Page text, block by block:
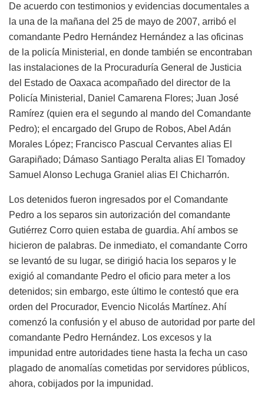
De acuerdo con testimonios y evidencias documentales a
la una de la mañana del 25 de mayo de 2007, arribó el
comandante Pedro Hernández Hernández a las oficinas
de la policía Ministerial, en donde también se encontraban
las instalaciones de la Procuraduría General de Justicia
del Estado de Oaxaca acompañado del director de la
Policía Ministerial, Daniel Camarena Flores; Juan José
Ramírez (quien era el segundo al mando del Comandante
Pedro); el encargado del Grupo de Robos, Abel Adán
Morales López; Francisco Pascual Cervantes alias El
Garapiñado; Dámaso Santiago Peralta alias El Tomadoy
Samuel Alonso Lechuga Graniel alias El Chicharrón.
Los detenidos fueron ingresados por el Comandante
Pedro a los separos sin autorización del comandante
Gutiérrez Corro quien estaba de guardia. Ahí ambos se
hicieron de palabras. De inmediato, el comandante Corro
se levantó de su lugar, se dirigió hacia los separos y le
exigió al comandante Pedro el oficio para meter a los
detenidos; sin embargo, este último le contestó que era
orden del Procurador, Evencio Nicolás Martínez. Ahí
comenzó la confusión y el abuso de autoridad por parte del
comandante Pedro Hernández. Los excesos y la
impunidad entre autoridades tiene hasta la fecha un caso
plagado de anomalías cometidas por servidores públicos,
ahora, cobijados por la impunidad.